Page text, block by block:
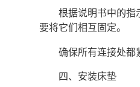
根据说明书中的指
要将它们相互固定。
确保所有连接处都
四、安装床垫